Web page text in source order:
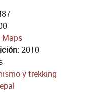
Maps
2010
y trekking